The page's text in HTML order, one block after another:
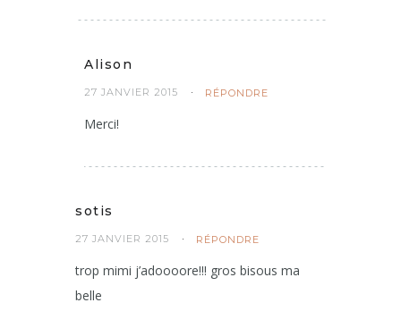
Alison
27 JANVIER 2015 RÉPONDRE
Merci!
sotis
27 JANVIER 2015 RÉPONDRE
trop mimi j’adoooore!!! gros bisous ma
belle